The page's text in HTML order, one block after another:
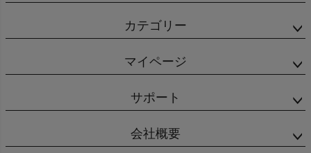
カテゴリー
マイページ
サポート
会社概要